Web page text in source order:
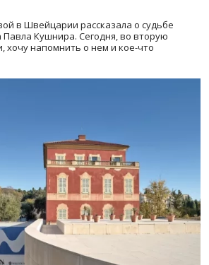
в Швейцарии рассказала о судьбе
Павла Кушнира. Сегодня, во вторую
хочу напомнить о нем и кое-что